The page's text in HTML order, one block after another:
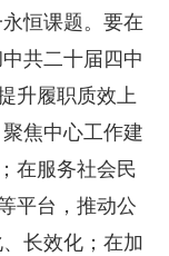
恒课题。要在
共二十届四中
升履职质效上
焦中心工作建
在服务社会民
平台，推动公
长效化；在加